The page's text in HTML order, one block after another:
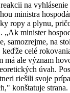
na
ministra
ropy a plynu,
„Ak minister
samozrejme, na
celé
má ale význam
úvah.
riešili svoje
konštatuje strana.